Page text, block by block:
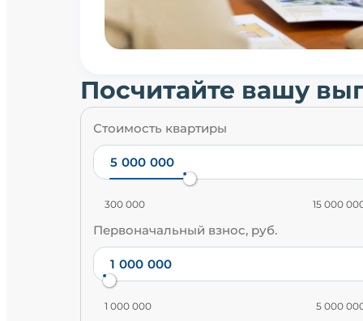
Посчитайте вашу
Стоимость квартиры
300 000 15 000
Первоначальный взнос, руб.
1 000 000 5 000